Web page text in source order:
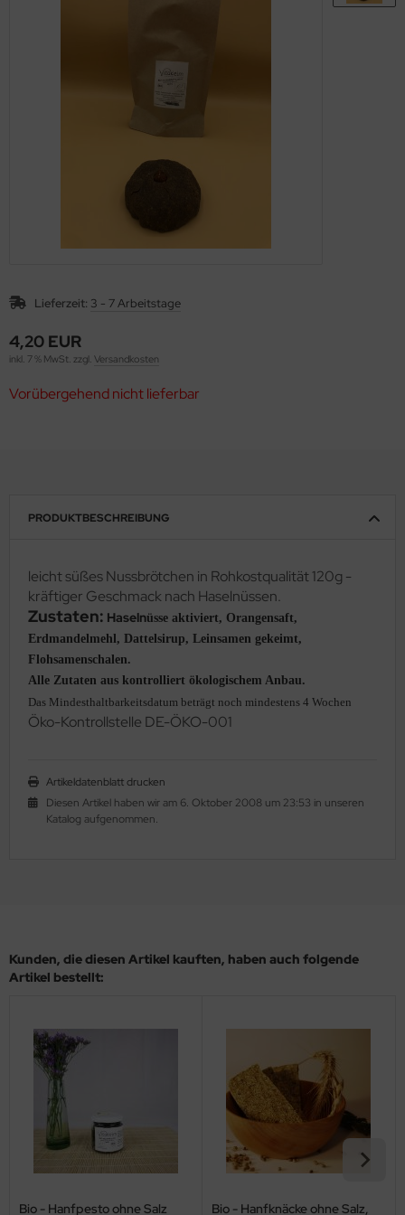
Lieferzeit: 3 - 7 Arbeitstage
4,20 EUR
inkl. 7 % MwSt. zzgl. Versandkosten
Vorübergehend nicht lieferbar
PRODUKTBESCHREIBUNG
leicht süßes Nussbrötchen in Rohkostqualität 120g -
kräftiger Geschmack nach Haselnüssen.
Zustaten: Haselnüsse aktiviert, Orangensaft,
Erdmandelmehl, Dattelsirup, Leinsamen gekeimt,
Flohsamenschalen.
Alle Zutaten aus kontrolliert ökologischem Anbau.
Das Mindesthaltbarkeitsdatum beträgt noch mindestens 4 Wochen
Öko-Kontrollstelle DE-ÖKO-001
Artikeldatenblatt drucken
Diesen Artikel haben wir am 6. Oktober 2008 um 23:53 in unseren
Katalog aufgenommen.
Kunden, die diesen Artikel kauften, haben auch folgende
Artikel bestellt:
Bio - Hanfpesto ohne Salz
Bio - Hanfknäcke ohne Salz,
fermentiert, unpasteurisiert (Sauerkraut,
, Mandel- und Sojakäse)